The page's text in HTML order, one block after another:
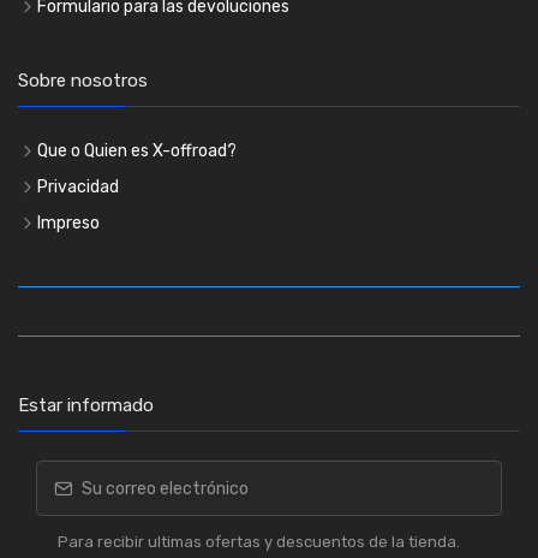
Formulario para las devoluciones
Sobre nosotros
Que o Quien es X-offroad?
Privacidad
Impreso
Estar informado
Para recibir ultimas ofertas y descuentos de la tienda.